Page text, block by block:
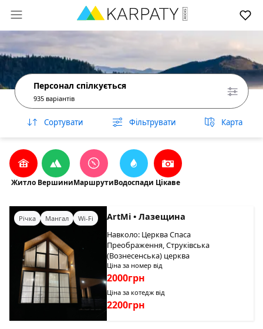
Персонал спілкується
935 варіантів
Сортувати Фільтрувати Карта
Житло ВершиниМаршрутиВодоспади Цікаве
Річка Мангал Wi-Fi ArtMi • Лазещина
Навколо: Церква Спаса
Преображення, Струківська
(Вознесенська) церква
Ціна за номер від
2000грн
Ціна за котедж від
2200грн